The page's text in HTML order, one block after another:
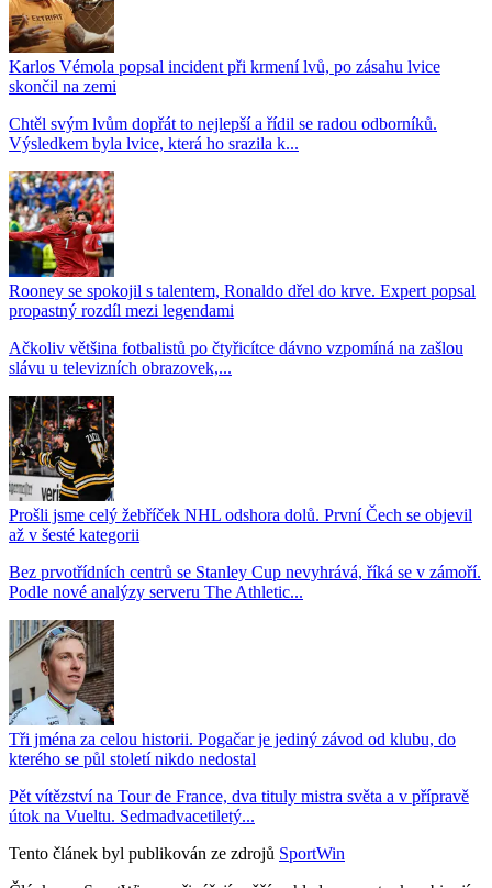
Karlos Vémola popsal incident při krmení lvů, po zásahu lvice
skončil na zemi
Chtěl svým lvům dopřát to nejlepší a řídil se radou odborníků.
Výsledkem byla lvice, která ho srazila k...
Rooney se spokojil s talentem, Ronaldo dřel do krve. Expert popsal
propastný rozdíl mezi legendami
Ačkoliv většina fotbalistů po čtyřicítce dávno vzpomíná na zašlou
slávu u televizních obrazovek,...
Prošli jsme celý žebříček NHL odshora dolů. První Čech se objevil
až v šesté kategorii
Bez prvotřídních centrů se Stanley Cup nevyhrává, říká se v zámoří.
Podle nové analýzy serveru The Athletic...
Tři jména za celou historii. Pogačar je jediný závod od klubu, do
kterého se půl století nikdo nedostal
Pět vítězství na Tour de France, dva tituly mistra světa a v přípravě
útok na Vueltu. Sedmadvacetiletý...
Tento článek byl publikován ze zdrojů SportWin